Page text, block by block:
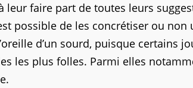
leur faire part de toutes leurs
possible de les concrétiser ou non
d’un sourd, puisque certains
les plus folles. Parmi elles